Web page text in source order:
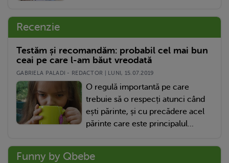
Recenzie
Testăm și recomandăm: probabil cel mai bun
ceai pe care l-am băut vreodată
GABRIELA PALADI - REDACTOR | LUNI, 15.07.2019
O regulă importantă pe care
trebuie să o respecți atunci când
ești părinte, și cu precădere acel
părinte care este principalul...
Funny by Qbebe